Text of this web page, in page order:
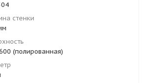
стенки
(полированная)